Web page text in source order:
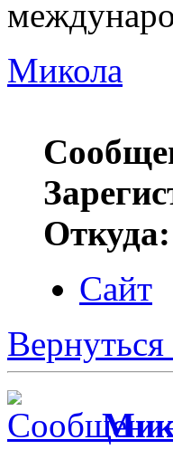
Микола
Откуда:
Сайт
Вернуться